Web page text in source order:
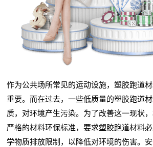
作为公共场所常见的运动设施，塑胶跑道
重要。而在过去，一些低质量的塑胶跑道
质，对环境产生污染。为了改善这一现状
严格的材料环保标准，要求塑胶跑道材料
学物质排放限制，以降低对环境的伤害。